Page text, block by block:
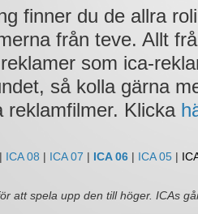
finner du de allra
från teve. Allt
som ica-
så kolla gärna
reklamfilmer. Klicka
| ICA 08 | ICA 07 | ICA 06 | ICA 05 |
att spela upp den till höger. ICAs